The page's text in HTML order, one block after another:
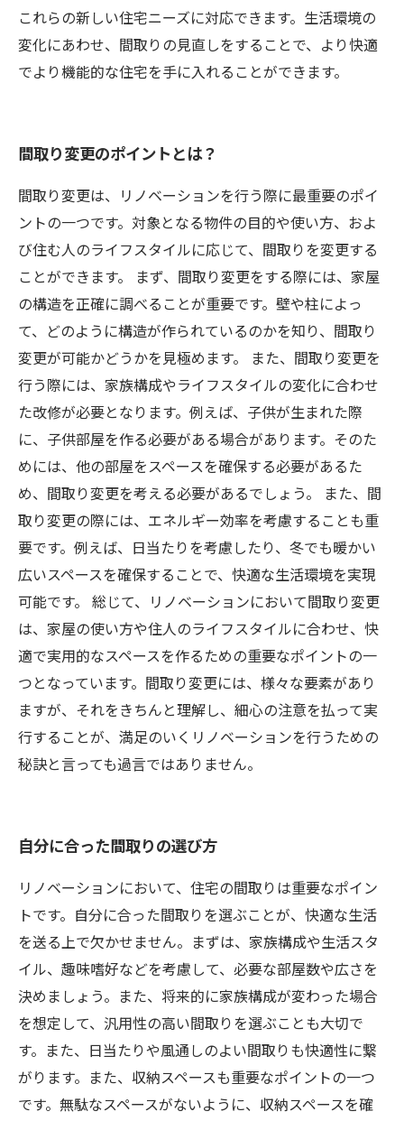
これらの新しい住宅ニーズに対応できます。生活環境の
変化にあわせ、間取りの見直しをすることで、より快適
でより機能的な住宅を手に入れることができます。
間取り変更のポイントとは？
間取り変更は、リノベーションを行う際に最重要のポイ
ントの一つです。対象となる物件の目的や使い方、およ
び住む人のライフスタイルに応じて、間取りを変更する
ことができます。 まず、間取り変更をする際には、家屋
の構造を正確に調べることが重要です。壁や柱によっ
て、どのように構造が作られているのかを知り、間取り
変更が可能かどうかを見極めます。 また、間取り変更を
行う際には、家族構成やライフスタイルの変化に合わせ
た改修が必要となります。例えば、子供が生まれた際
に、子供部屋を作る必要がある場合があります。そのた
めには、他の部屋をスペースを確保する必要があるた
め、間取り変更を考える必要があるでしょう。 また、間
取り変更の際には、エネルギー効率を考慮することも重
要です。例えば、日当たりを考慮したり、冬でも暖かい
広いスペースを確保することで、快適な生活環境を実現
可能です。 総じて、リノベーションにおいて間取り変更
は、家屋の使い方や住人のライフスタイルに合わせ、快
適で実用的なスペースを作るための重要なポイントの一
つとなっています。間取り変更には、様々な要素があり
ますが、それをきちんと理解し、細心の注意を払って実
行することが、満足のいくリノベーションを行うための
秘訣と言っても過言ではありません。
自分に合った間取りの選び方
リノベーションにおいて、住宅の間取りは重要なポイン
トです。自分に合った間取りを選ぶことが、快適な生活
を送る上で欠かせません。まずは、家族構成や生活スタ
イル、趣味嗜好などを考慮して、必要な部屋数や広さを
決めましょう。また、将来的に家族構成が変わった場合
を想定して、汎用性の高い間取りを選ぶことも大切で
す。また、日当たりや風通しのよい間取りも快適性に繋
がります。また、収納スペースも重要なポイントの一つ
です。無駄なスペースがないように、収納スペースを確